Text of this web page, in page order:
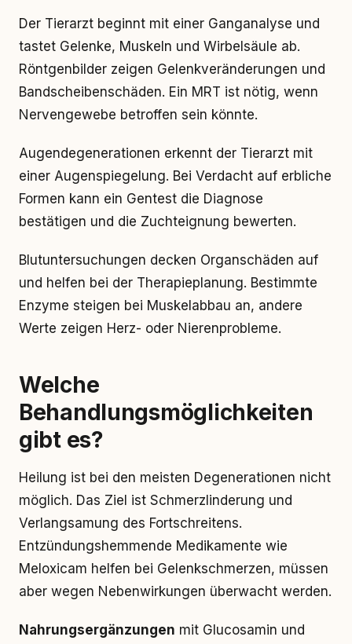
Der Tierarzt beginnt mit einer Ganganalyse und
tastet Gelenke, Muskeln und Wirbelsäule ab.
Röntgenbilder zeigen Gelenkveränderungen und
Bandscheibenschäden. Ein MRT ist nötig, wenn
Nervengewebe betroffen sein könnte.
Augendegenerationen erkennt der Tierarzt mit
einer Augenspiegelung. Bei Verdacht auf erbliche
Formen kann ein Gentest die Diagnose
bestätigen und die Zuchteignung bewerten.
Blutuntersuchungen decken Organschäden auf
und helfen bei der Therapieplanung. Bestimmte
Enzyme steigen bei Muskelabbau an, andere
Werte zeigen Herz- oder Nierenprobleme.
Welche
Behandlungsmöglichkeiten
gibt es?
Heilung ist bei den meisten Degenerationen nicht
möglich. Das Ziel ist Schmerzlinderung und
Verlangsamung des Fortschreitens.
Entzündungshemmende Medikamente wie
Meloxicam helfen bei Gelenkschmerzen, müssen
aber wegen Nebenwirkungen überwacht werden.
Nahrungsergänzungen mit Glucosamin und